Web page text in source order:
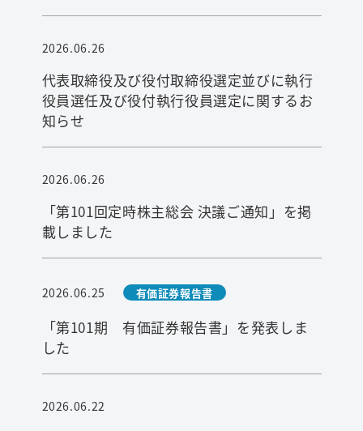
2026.06.26
代表取締役及び役付取締役選定並びに執行
役員選任及び役付執行役員選定に関するお
知らせ
2026.06.26
「第101回定時株主総会 決議ご通知」を掲
載しました
2026.06.25 有価証券報告書
「第101期 有価証券報告書」を発表しま
した
2026.06.22